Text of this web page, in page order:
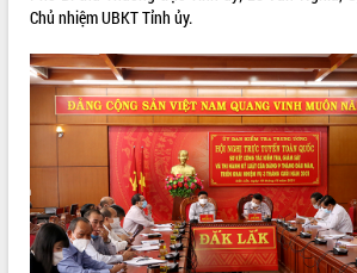
VIDEO
Chủ nhiệm UBKT Tỉnh ủy.